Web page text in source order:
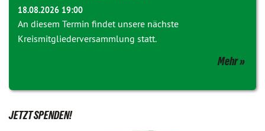
18.08.2026 19:00
An diesem Termin findet unsere nächste
Kreismitgliederversammlung statt.
Mehr
JETZT SPENDEN!